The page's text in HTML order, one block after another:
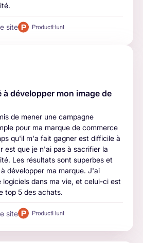
site
développer mon image de
de mener une campagne
pour ma marque de commerce
qu'il m'a fait gagner est difficile à
est que je n'ai pas à sacrifier la
Les résultats sont superbes et
développer ma marque. J'ai
dans ma vie, et celui-ci est
top 5 des achats.
site